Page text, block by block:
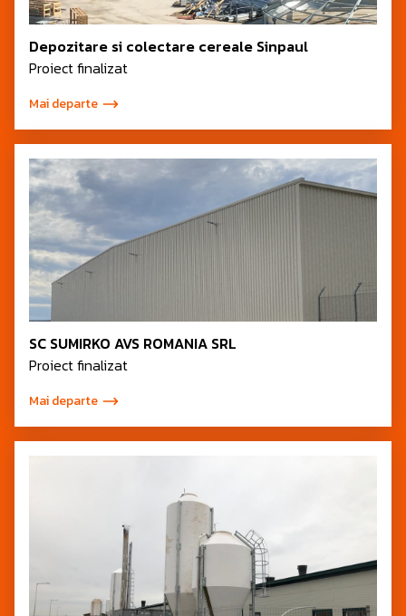
Depozitare si colectare cereale Sinpaul
Proiect finalizat
Mai departe
SC SUMIRKO AVS ROMANIA SRL
Proiect finalizat
Mai departe